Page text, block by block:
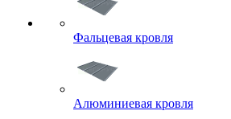
Фальцевая кровля
Алюминиевая кровля